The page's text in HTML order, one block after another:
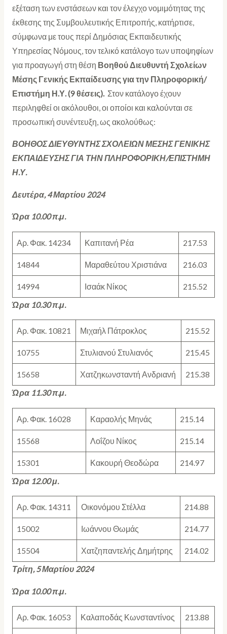
εξέταση των ενστάσεων και τον έλεγχο νομιμότητας της
έκθεσης της Συμβουλευτικής Επιτροπής, κατήρτισε,
σύμφωνα με τους περί Δημόσιας Εκπαιδευτικής
Υπηρεσίας Νόμους, τον τελικό κατάλογο των υποψηφίων
για προαγωγή στη θέση ΒοηθούΔιευθυντή Σχολείων
Μέσης Γενικής Εκπαίδευσης για την Πληροφορική/
Επιστήμη Η.Υ. (9 θέσεις). Στον κατάλογο έχουν
περιληφθεί οι ακόλουθοι, οι οποίοι και καλούνται σε
προσωπική συνέντευξη, ως ακολούθως:
ΒΟΗΘΟΣ ΔΙΕΥΘΥΝΤΗΣ ΣΧΟΛΕΙΩΝ ΜΕΣΗΣ ΓΕΝΙΚΗΣ
ΕΚΠΑΙΔΕΥΣΗΣ ΓΙΑ ΤΗΝ ΠΛΗΡΟΦΟΡΙΚΗ/ΕΠΙΣΤΗΜΗ
Η.Υ.
Δευτέρα, 4 Μαρτίου 2024
Ώρα 10.00 π.μ.
Αρ. Φακ. 14234 Καπιτανή Ρέα 217.53
14844 Μαραθεύτου Χριστιάνα 216.03
14994 Ισαάκ Νίκος
215.52
Ώρα 10.30 π.μ.
Αρ. Φακ. 10821 Μιχαήλ Πάτροκλος 215.52
10755 Στυλιανού Στυλιανός 215.45
15658 Χατζηκωνσταντή Ανδριανή
215.38
Ώρα 11.30 π.μ.
Αρ. Φακ. 16028 Καραολής Μηνάς 215.14
15568 Λοΐζου Νίκος 215.14
15301 Κακουρή Θεοδώρα
214.97
Ώρα 12.00 μ.
Αρ. Φακ. 14311 Οικονόμου Στέλλα 214.88
15002 Ιωάννου Θωμάς 214.77
15504 Χατζηπαντελής Δημήτρης
214.02
Τρίτη, 5 Μαρτίου 2024
Ώρα 10.00 π.μ.
Αρ. Φακ. 16053 Καλαποδάς Κωνσταντίνος 213.88